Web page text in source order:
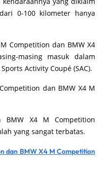
0-100 kilometer hanya
Competition dan BMW X4
masing masuk dalam
Activity Coupé (SAC).
dan BMW X4 M
BMW X4 M Competition
yang sangat terbatas.
dan BMW X4 M Competition